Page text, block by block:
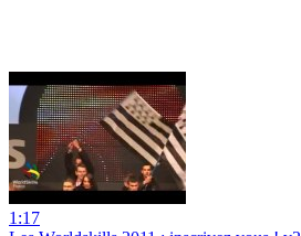
1:17